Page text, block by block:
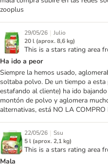
zooplus
29/05/26 | Julio
20 l (aprox. 8,6 kg)
This is a stars rating area
Ha ido a peor
Siempre la hemos usado,
soltaba polvo. De un tiempo a
estafando al cliente) ha ido
montón de polvo y aglomera
alternativas, está NO LA COMPRO
22/05/26 | Ssu
5 l (aprox. 2,1 kg)
This is a stars rating area
Mala